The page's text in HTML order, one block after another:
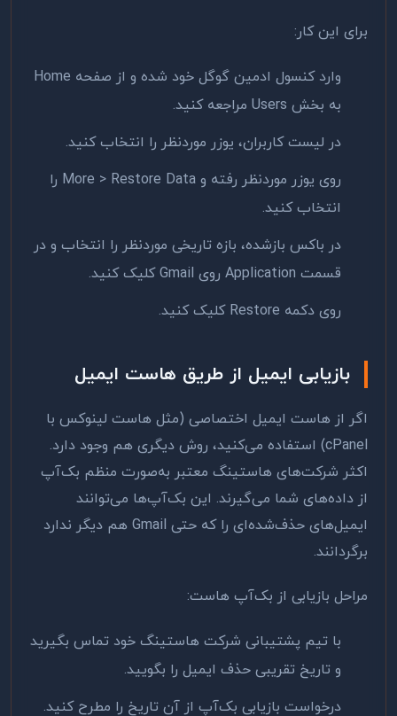
برای این کار:
وارد کنسول ادمین گوگل خود شده و از صفحه Home
به بخش Users مراجعه کنید.
در لیست کاربران، یوزر موردنظر را انتخاب کنید.
روی یوزر موردنظر رفته و More > Restore Data را
انتخاب کنید.
در باکس باز‌شده، بازه تاریخی موردنظر را انتخاب و در
قسمت Application روی Gmail کلیک کنید.
روی دکمه Restore کلیک کنید.
بازیابی ایمیل از طریق هاست ایمیل
اگر از هاست ایمیل اختصاصی (مثل هاست لینوکس با
cPanel) استفاده می‌کنید، روش دیگری هم وجود دارد.
اکثر شرکت‌های هاستینگ معتبر به‌صورت منظم بک‌آپ
از داده‌های شما می‌گیرند. این بک‌آپ‌ها می‌توانند
ایمیل‌های حذف‌شده‌ای را که حتی Gmail هم دیگر ندارد
برگردانند.
مراحل بازیابی از بک‌آپ هاست:
با تیم پشتیبانی شرکت هاستینگ خود تماس بگیرید
و تاریخ تقریبی حذف ایمیل را بگویید.
درخواست بازیابی بک‌آپ از آن تاریخ را مطرح کنید.